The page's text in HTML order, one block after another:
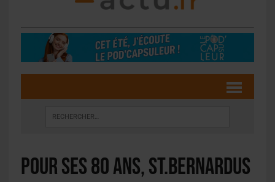
Pour ses 80 ans, St.Bernardus